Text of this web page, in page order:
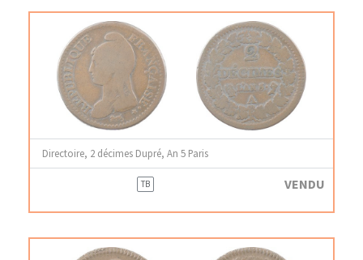
Directoire, 2 décimes Dupré, An 5 Paris
TB VENDU